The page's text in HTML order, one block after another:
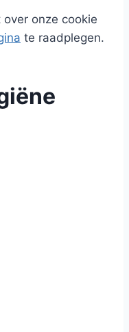
onze cookie
te raadplegen.